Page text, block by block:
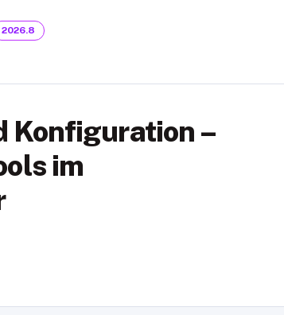
2026.8
Konfiguration –
im